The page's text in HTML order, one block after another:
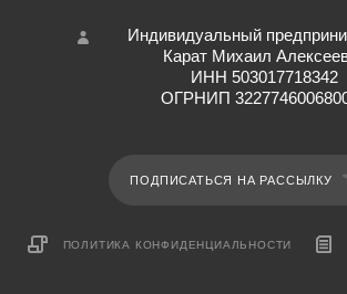
Индивидуальный
Карат Михаил
ИНН 503017718342
ОГРНИП
ПОДПИСАТЬСЯ НА РАССЫЛКУ
ПОЛИТИКА КОНФИДЕНЦИАЛЬНОСТИ